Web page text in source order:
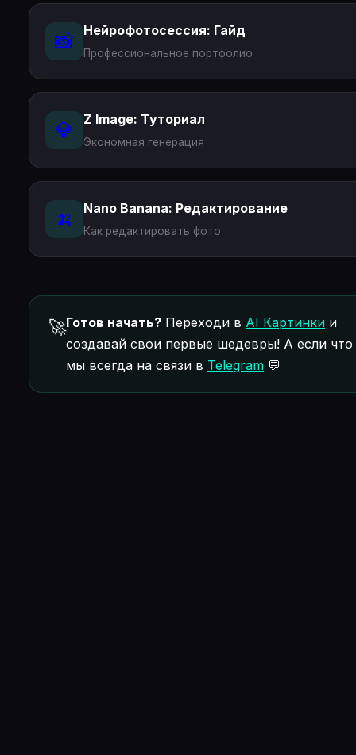
📸 Нейрофотосессия: Гайд
Профессиональное портфолио
💎 Z Image: Туториал
Экономная генерация
🍌 Nano Banana: Редактирование
Как редактировать фото
🚀Готов начать? Переходи в AI Картинки и
создавай свои первые шедевры! А если
мы всегда на связи в Telegram 💬